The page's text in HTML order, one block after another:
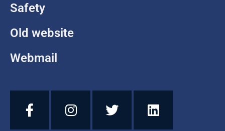
Safety
Old website
Webmail